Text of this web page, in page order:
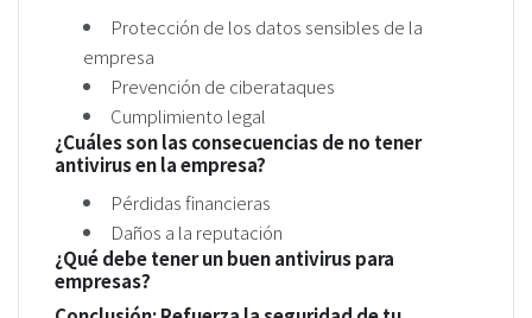
Protección de los datos sensibles de la
empresa
Prevención de ciberataques
Cumplimiento legal
¿Cuáles son las consecuencias de no tener
antivirus en la empresa?
Pérdidas financieras
Daños a la reputación
¿Qué debe tener un buen antivirus para
empresas?